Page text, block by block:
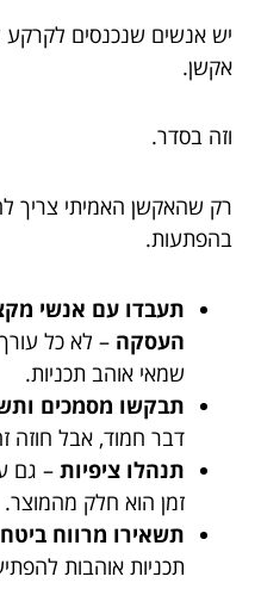
יש אנשים שנכנסים
אקשן.
וזה בסדר.
רק שהאקשן האמיתי צריך
בהפתעות.
תעבדו עם אנשי
העסקה – לא כל
שמאי אוהב תכניות.
תבקשו מסמכים
דבר חמוד, אבל חוזה
תנהלו ציפיות – גם
זמן הוא חלק מהמוצר.
תשאירו מרווח
תכניות אוהבות